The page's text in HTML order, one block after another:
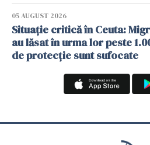
05 AUGUST 2026
Situație critică în Ceuta:
au lăsat în urma lor peste
de protecție sunt sufocate